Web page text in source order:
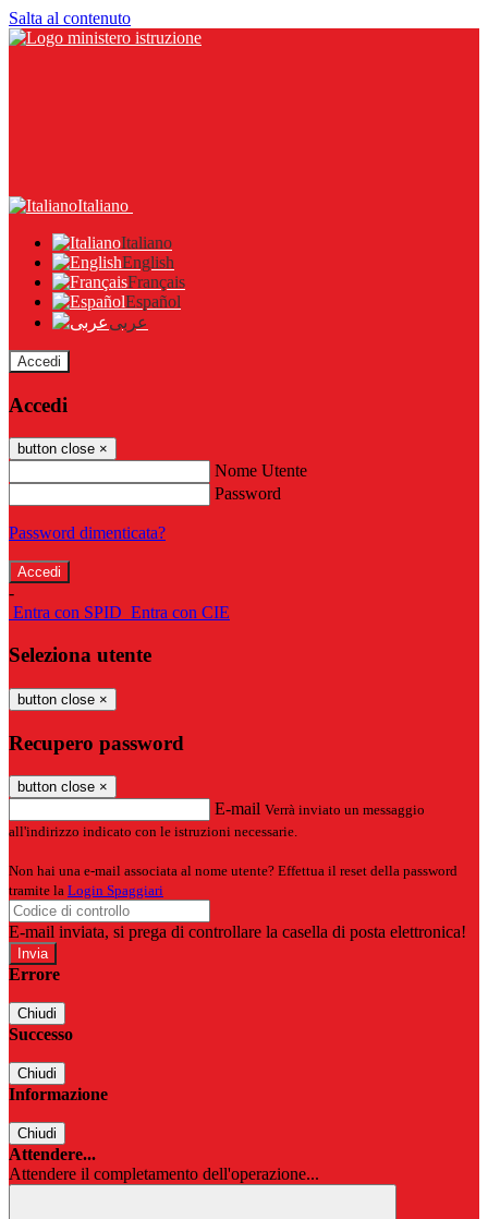
Salta al contenuto
Italiano
Italiano
English
Français
Español
عربى
Accedi
Accedi
button close ×
Nome Utente
Password
Password dimenticata?
-
Entra con SPID Entra con CIE
Seleziona utente
button close ×
Recupero password
button close ×
E-mail Verrà inviato un messaggio
all'indirizzo indicato con le istruzioni necessarie.
Non hai una e-mail associata al nome utente? Effettua il reset della password
tramite la Login Spaggiari
E-mail inviata, si prega di controllare la casella di posta elettronica!
Errore
Chiudi
Successo
Chiudi
Informazione
Chiudi
Attendere...
Attendere il completamento dell'operazione...